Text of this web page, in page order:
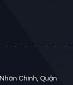
Chính, Quận